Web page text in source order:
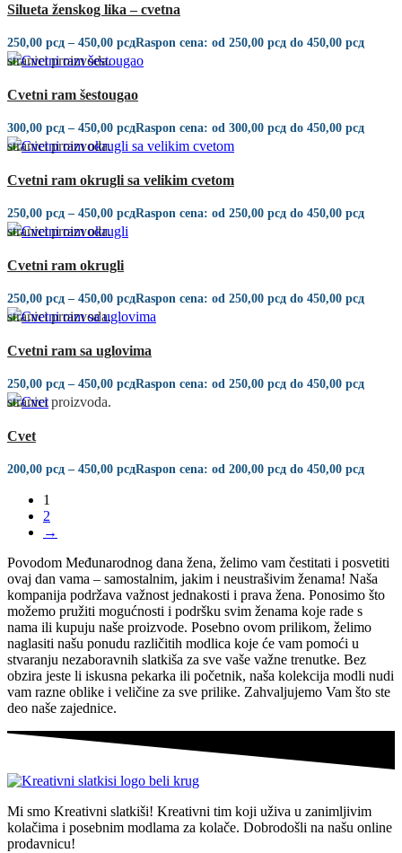
Silueta ženskog lika – cvetna
250,00 рсд – 450,00 рсдRaspon cena: od 250,00 рсд do 450,00 рсд
Ovaj proizvod ima više varijanti. Opcije mogu biti izabrane na
stranici proizvoda.
Cvetni ram šestougao
300,00 рсд – 450,00 рсдRaspon cena: od 300,00 рсд do 450,00 рсд
Ovaj proizvod ima više varijanti. Opcije mogu biti izabrane na
stranici proizvoda.
Cvetni ram okrugli sa velikim cvetom
250,00 рсд – 450,00 рсдRaspon cena: od 250,00 рсд do 450,00 рсд
Ovaj proizvod ima više varijanti. Opcije mogu biti izabrane na
stranici proizvoda.
Cvetni ram okrugli
250,00 рсд – 450,00 рсдRaspon cena: od 250,00 рсд do 450,00 рсд
Ovaj proizvod ima više varijanti. Opcije mogu biti izabrane na
stranici proizvoda.
Cvetni ram sa uglovima
250,00 рсд – 450,00 рсдRaspon cena: od 250,00 рсд do 450,00 рсд
Ovaj proizvod ima više varijanti. Opcije mogu biti izabrane na
stranici proizvoda.
Cvet
200,00 рсд – 450,00 рсдRaspon cena: od 200,00 рсд do 450,00 рсд
1
2
→
Povodom Međunarodnog dana žena, želimo vam čestitati i posvetiti
ovaj dan vama – samostalnim, jakim i neustrašivim ženama! Naša
kompanija podržava važnost jednakosti i prava žena. Ponosimo što
možemo pružiti mogućnosti i podršku svim ženama koje rade s
nama ili kupuju naše proizvode. Posebno ovom prilikom, želimo
naglasiti našu ponudu različitih modlica koje će vam pomoći u
stvaranju nezaboravnih slatkiša za sve vaše važne trenutke. Bez
obzira jeste li iskusna pekarka ili početnik, naša kolekcija modli nudi
vam razne oblike i veličine za sve prilike. Zahvaljujemo Vam što ste
deo naše zajednice.
Mi smo Kreativni slatkiši! Kreativni tim koji uživa u zanimljivim
kolačima i posebnim modlama za kolače. Dobrodošli na našu online
prodavnicu!